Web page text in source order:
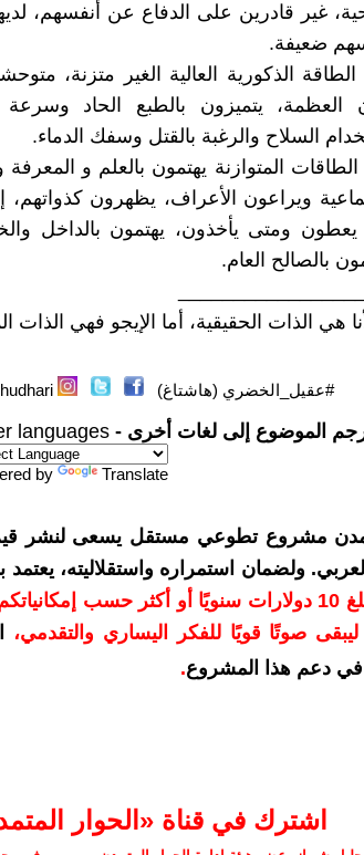
غير قادرين على الدفاع عن أنفسهم،
ضعيفة.
الذكورية العالية الغير متزنة،
العظمة، يتميزون بالطبع الحاد
السلاح والرغبة بالقتل وسفك الدماء.
المتوازنة يهتمون بالعلم و
ويراعون الأعراف، يظهرون
ومتى يأخذون، يهتمون بالداخل
بالصالح العام.
هي الذات الحقيقية، أما الإيجو فهي الذات
#عقيل_الخضري (هاشتاغ)
الموضوع إلى لغات أخرى - languages
by Translate
مشروع تطوعي مستقل يسعى لنشر قيم
ولضمان استمراره واستقلاليته،
بدعمكم بمبلغ 10 دولارات سنويًا أو أكثر حسب
صوتًا قويًا للفكر اليساري والتقدمي،
في دعم هذا المشروع.
اشترك في قناة ‫«الحوار